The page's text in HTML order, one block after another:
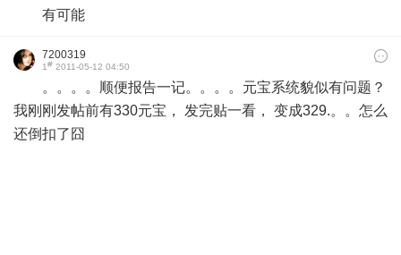
有可能
7200319
1# 2011-05-12 04:50
。。。。顺便报告一记。。。。元宝系统貌似有问题？
我刚刚发帖前有330元宝， 发完贴一看， 变成329.。。怎么
还倒扣了囧